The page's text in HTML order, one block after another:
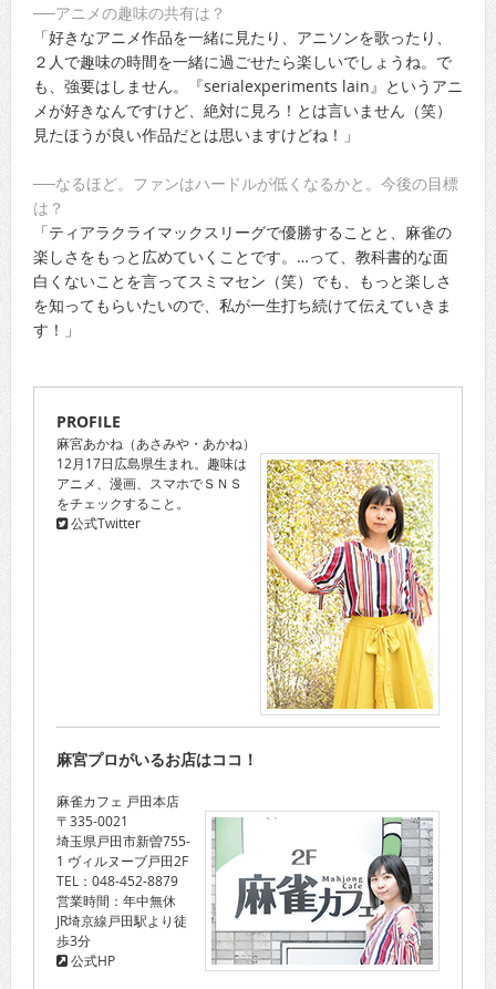
──アニメの趣味の共有は？
「好きなアニメ作品を一緒に見たり、アニソンを歌ったり、
２人で趣味の時間を一緒に過ごせたら楽しいでしょうね。で
も、強要はしません。『serialexperiments lain』というアニ
メが好きなんですけど、絶対に見ろ！とは言いません（笑）
見たほうが良い作品だとは思いますけどね！」
──なるほど。ファンはハードルが低くなるかと。今後の目標
は？
「ティアラクライマックスリーグで優勝することと、麻雀の
楽しさをもっと広めていくことです。…って、教科書的な面
白くないことを言ってスミマセン（笑）でも、もっと楽しさ
を知ってもらいたいので、私が一生打ち続けて伝えていきま
す！」
PROFILE
麻宮あかね（あさみや・あかね）
12月17日広島県生まれ。趣味は
アニメ、漫画、スマホでＳＮＳ
をチェックすること。
公式Twitter
麻宮プロがいるお店はココ！
麻雀カフェ 戸田本店
〒335-0021
埼玉県戸田市新曽755-
1 ヴィルヌーブ戸田2F
TEL：048-452-8879
営業時間：年中無休
JR埼京線戸田駅より徒
歩3分
公式HP